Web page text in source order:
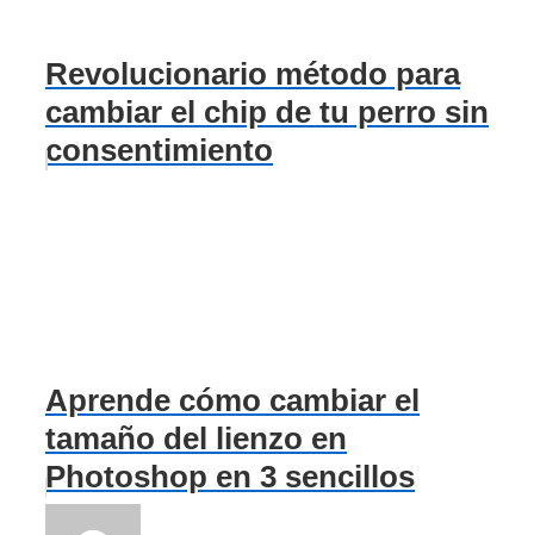
Revolucionario método para
cambiar el chip de tu perro sin
consentimiento
Aprende cómo cambiar el
tamaño del lienzo en
Photoshop en 3 sencillos
pasos